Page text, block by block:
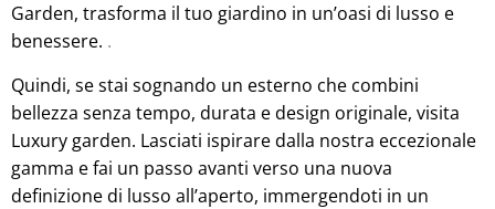
Garden, trasforma il tuo giardino in un’oasi di lusso e
benessere. .
Quindi, se stai sognando un esterno che combini
bellezza senza tempo, durata e design originale, visita
Luxury garden. Lasciati ispirare dalla nostra eccezionale
gamma e fai un passo avanti verso una nuova
definizione di lusso all’aperto, immergendoti in un